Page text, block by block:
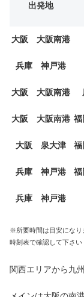
出発地
大阪 大阪南港
兵庫 神戸港
大阪 大阪南港
大阪 大阪南港
大阪 泉大津
兵庫 神戸港
兵庫 神戸港
※所要時間は目安になり
時刻表で確認して下さい
関西エリアから九